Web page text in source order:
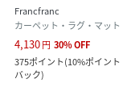
Francfranc
カーペット・ラグ・マット
4,130円 30%OFF
375ポイント(10%ポイント
バック)